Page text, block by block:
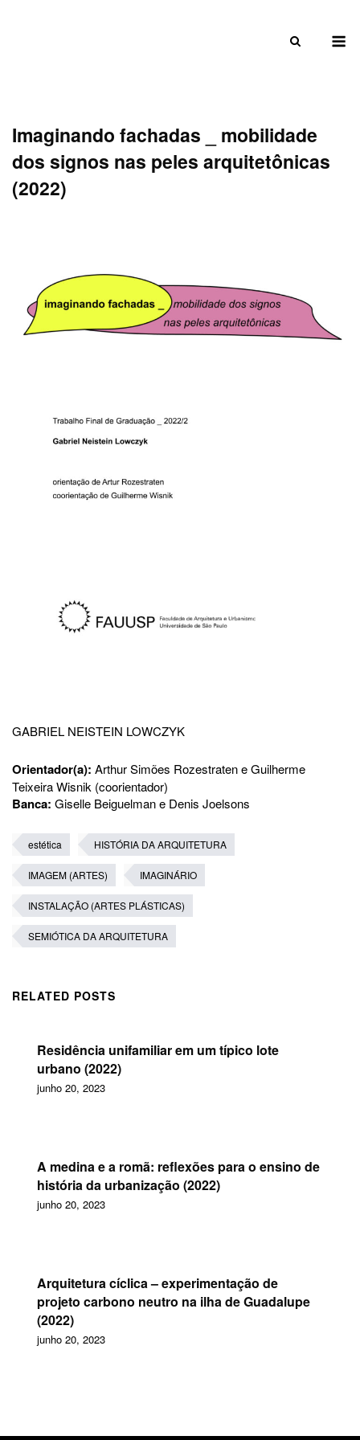
Imaginando fachadas _ mobilidade
dos signos nas peles arquitetônicas
(2022)
GABRIEL NEISTEIN LOWCZYK
Orientador(a): Arthur Simões Rozestraten e Guilherme
Teixeira Wisnik (coorientador)
Banca: Giselle Beiguelman e Denis Joelsons
estética HISTÓRIA DA ARQUITETURA
IMAGEM (ARTES) IMAGINÁRIO
INSTALAÇÃO (ARTES PLÁSTICAS)
SEMIÓTICA DA ARQUITETURA
RELATED POSTS
Residência unifamiliar em um típico lote
urbano (2022)
junho 20, 2023
A medina e a romã: reflexões para o ensino de
história da urbanização (2022)
junho 20, 2023
Arquitetura cíclica – experimentação de
projeto carbono neutro na ilha de Guadalupe
(2022)
junho 20, 2023